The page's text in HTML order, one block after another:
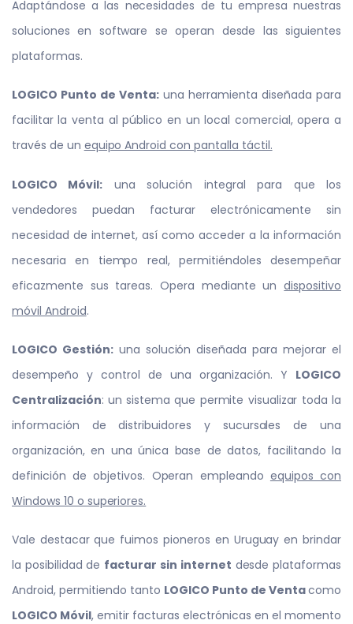
Adaptándose a las necesidades de tu empresa nuestras
soluciones en software se operan desde las siguientes
plataformas.
LOGICO Punto de Venta: una herramienta diseñada para
facilitar la venta al público en un local comercial, opera a
través de un equipo Android con pantalla táctil.
LOGICO Móvil: una solución integral para que los
vendedores puedan facturar electrónicamente sin
necesidad de internet, así como acceder a la información
necesaria en tiempo real, permitiéndoles desempeñar
eficazmente sus tareas. Opera mediante undispositivo
móvil Android.
LOGICO Gestión:una solución diseñada para mejorar el
desempeño y control de una organización. Y LOGICO
Centralización: un sistema que permite visualizar toda la
información de distribuidores y sucursales de una
organización, en una única base de datos, facilitando la
definición de objetivos. Operan empleando equipos con
Windows 10 o superiores.
Vale destacar que fuimos pioneros en Uruguay en brindar
la posibilidad de facturar sin internet desde plataformas
Android, permitiendo tanto LOGICO Punto de Ventacomo
LOGICO Móvil, emitir facturas electrónicas en el momento